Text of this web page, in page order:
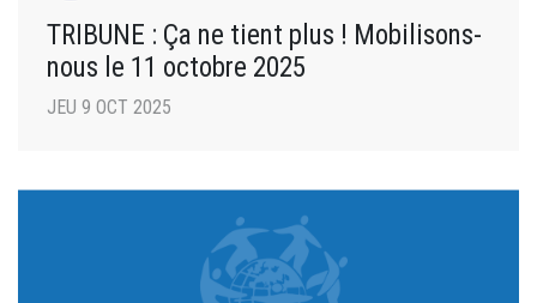
TRIBUNE : Ça ne tient plus ! Mobilisons-
nous le 11 octobre 2025
JEU 9 OCT 2025